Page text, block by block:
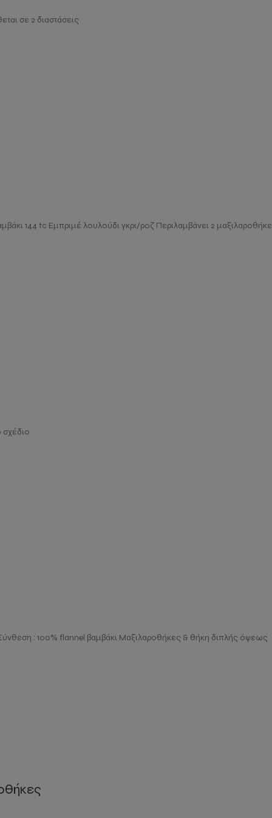
σε 2 διαστάσεις
144 tc Εμπριμέ λουλούδι γκρι/ροζ Περιλαμβάνει 2
σχέδιο
: 100% flannel βαμβάκι Μαξιλαροθήκες & θήκη διπλής όψεως